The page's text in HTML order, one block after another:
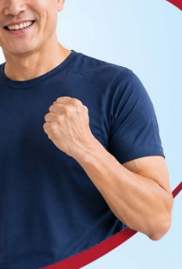
giúp thai phụ
tê vào khoang
thể cảm nhận
thường, kỹ thuật
sản phụ đang
sĩ đối với từng
lưng của thai phụ,
tư thế cong lưng